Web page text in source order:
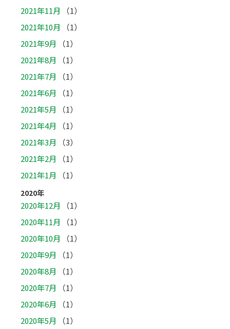
2021年11月
（1）
2021年10月
（1）
2021年9月
（1）
2021年8月
（1）
2021年7月
（1）
2021年6月
（1）
2021年5月
（1）
2021年4月
（1）
2021年3月
（3）
2021年2月
（1）
2021年1月
（1）
2020年
2020年12月
（1）
2020年11月
（1）
2020年10月
（1）
2020年9月
（1）
2020年8月
（1）
2020年7月
（1）
2020年6月
（1）
2020年5月
（1）